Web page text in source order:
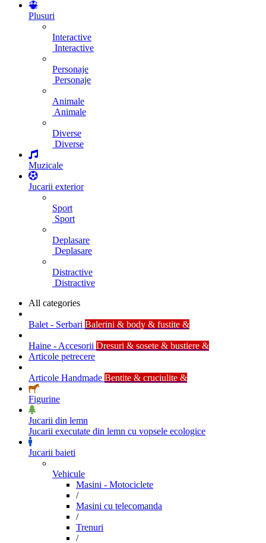
Plusuri
Interactive
Interactive
Personaje
Personaje
Animale
Animale
Diverse
Diverse
Muzicale
Jucarii exterior
Sport
Sport
Deplasare
Deplasare
Distractive
Distractive
All categories
Balet - Serbari Balerini & body & fustite &
Haine - Accesorii Dresuri & sosete & bustiere &
Articole petrecere
Articole Handmade Bentite & cruciulite &
Figurine
Jucarii din lemn
Jucarii executate din lemn cu vopsele ecologice
Jucarii baieti
Vehicule
Masini - Motociclete
/
Masini cu telecomanda
/
Trenuri
/